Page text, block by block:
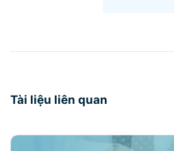
Tài liệu liên quan